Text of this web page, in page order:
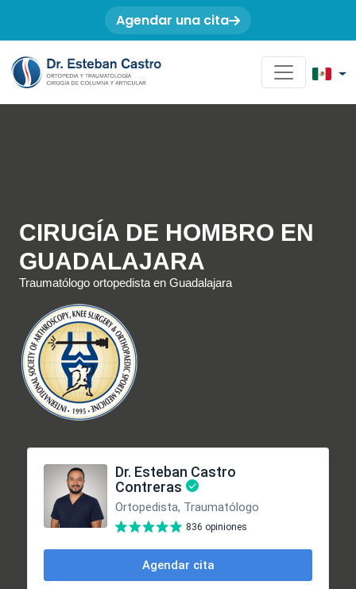
Agendar una cita
CIRUGÍA DE HOMBRO EN
GUADALAJARA
Traumatólogo ortopedista en Guadalajara